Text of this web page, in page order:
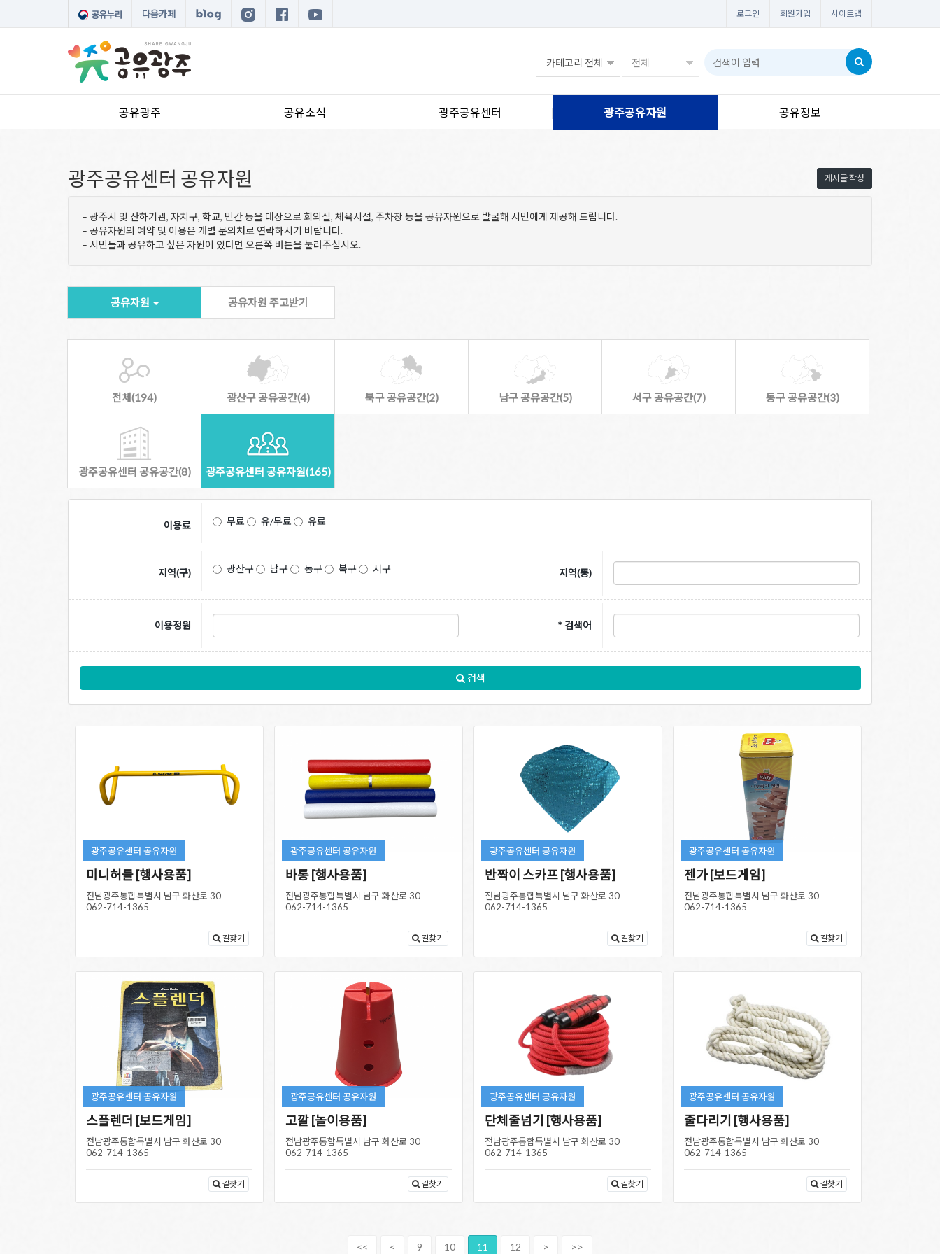
다음카페 로그인 회원가입 사이트맵
공유광주 공유소식 광주공유센터 광주공유자원 공유정보
게시글 작성
광주공유센터 공유자원
– 광주시 및 산하기관, 자치구, 학교, 민간 등을 대상으로 회의실, 체육시설, 주차장 등을 공유자원으로 발굴해 시민에게 제공해 드립니다.
– 공유자원의 예약 및 이용은 개별 문의처로 연락하시기 바랍니다.
– 시민들과 공유하고 싶은 자원이 있다면 오른쪽 버튼을 눌러주십시오.
공유자원 공유자원 주고받기
전체(194) 광산구 공유공간(4) 북구 공유공간(2) 남구 공유공간(5) 서구 공유공간(7) 동구 공유공간(3)
광주공유센터 공유공간(8) 광주공유센터 공유자원(165)
이용료 무료 유/무료 유료
지역(구) 광산구 남구 동구 북구 서구 지역(동)
이용정원 * 검색어
검색
광주공유센터 공유자원
미니허들 [행사용품]
전남광주통합특별시 남구 화산로 30
062-714-1365
길찾기
광주공유센터 공유자원
바통 [행사용품]
전남광주통합특별시 남구 화산로 30
062-714-1365
길찾기
광주공유센터 공유자원
반짝이 스카프 [행사용품]
전남광주통합특별시 남구 화산로 30
062-714-1365
길찾기
광주공유센터 공유자원
젠가 [보드게임]
전남광주통합특별시 남구 화산로 30
062-714-1365
길찾기
광주공유센터 공유자원
스플렌더 [보드게임]
전남광주통합특별시 남구 화산로 30
062-714-1365
길찾기
광주공유센터 공유자원
고깔 [놀이용품]
전남광주통합특별시 남구 화산로 30
062-714-1365
길찾기
광주공유센터 공유자원
단체줄넘기 [행사용품]
전남광주통합특별시 남구 화산로 30
062-714-1365
길찾기
광주공유센터 공유자원
줄다리기 [행사용품]
전남광주통합특별시 남구 화산로 30
062-714-1365
길찾기
<< < 9 10 11 12 > >>